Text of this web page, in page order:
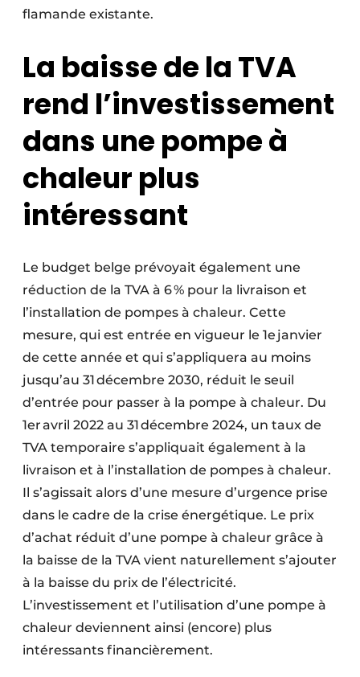
flamande existante.
La baisse de la TVA
rend l’investissement
dans une pompe à
chaleur plus
intéressant
Le budget belge prévoyait également une
réduction de la TVA à 6 % pour la livraison et
l’installation de pompes à chaleur. Cette
mesure, qui est entrée en vigueur le 1e janvier
de cette année et qui s’appliquera au moins
jusqu’au 31 décembre 2030, réduit le seuil
d’entrée pour passer à la pompe à chaleur. Du
1er avril 2022 au 31 décembre 2024, un taux de
TVA temporaire s’appliquait également à la
livraison et à l’installation de pompes à chaleur.
Il s’agissait alors d’une mesure d’urgence prise
dans le cadre de la crise énergétique. Le prix
d’achat réduit d’une pompe à chaleur grâce à
la baisse de la TVA vient naturellement s’ajouter
à la baisse du prix de l’électricité.
L’investissement et l’utilisation d’une pompe à
chaleur deviennent ainsi (encore) plus
intéressants financièrement.